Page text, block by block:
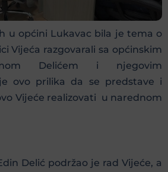
u općini Lukavac bila je tema o
Vijeća razgovarali sa općinskim
Delićem i njegovim
ovo prilika da se predstave i
Vijeće realizovati u narednom
Delić podržao je rad Vijeće, a